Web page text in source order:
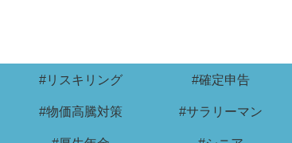
#リスキリング #確定申告
#物価高騰対策 #サラリーマン